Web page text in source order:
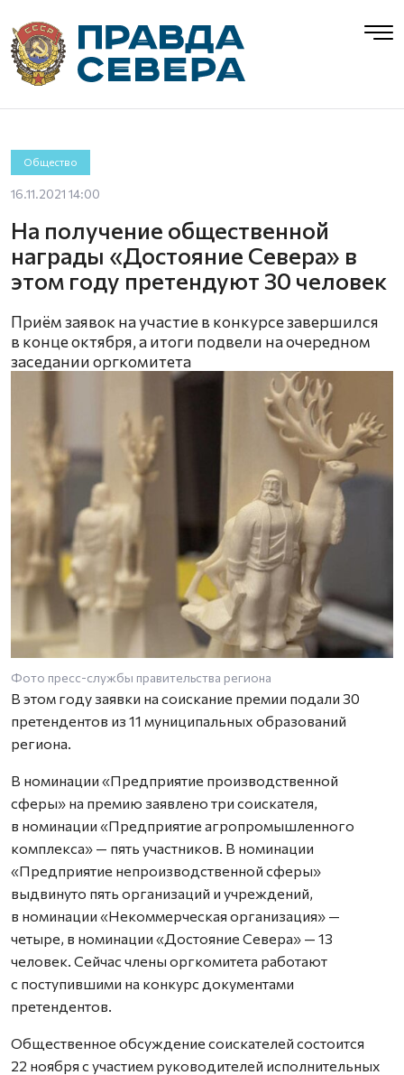
Общество
16.11.2021 14:00
На получение общественной
награды «Достояние Севера» в
этом году претендуют 30 человек
Приём заявок на участие в конкурсе завершился
в конце октября, а итоги подвели на очередном
заседании оргкомитета
Фото пресс-службы правительства региона
В этом году заявки на соискание премии подали 30
претендентов из 11 муниципальных образований
региона.
В номинации «Предприятие производственной
сферы» на премию заявлено три соискателя,
в номинации «Предприятие агропромышленного
комплекса» — пять участников. В номинации
«Предприятие непроизводственной сферы»
выдвинуто пять организаций и учреждений,
в номинации «Некоммерческая организация» —
четыре, в номинации «Достояние Севера» — 13
человек. Сейчас члены оргкомитета работают
с поступившими на конкурс документами
претендентов.
Общественное обсуждение соискателей состоится
22 ноября с участием руководителей исполнительных